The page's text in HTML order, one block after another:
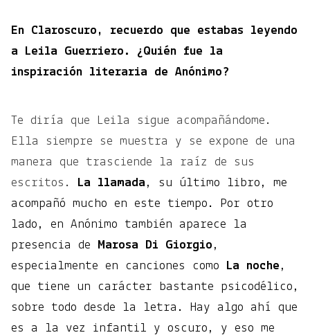
En Claroscuro, recuerdo que estabas leyendo
a Leila Guerriero. ¿Quién fue la
inspiración literaria de Anónimo?
Te diría que Leila sigue acompañándome.
Ella siempre se muestra y se expone de una
manera que trasciende la raíz de sus
escritos. La llamada, su último libro, me
acompañó mucho en este tiempo. Por otro
lado, en Anónimo también aparece la
presencia de Marosa Di Giorgio ,
especialmente en canciones como La noche ,
que tiene un carácter bastante psicodélico,
sobre todo desde la letra. Hay algo ahí que
es a la vez infantil y oscuro, y eso me